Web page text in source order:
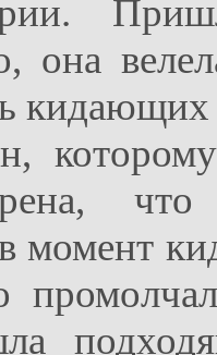
она
кидающих
что
момент